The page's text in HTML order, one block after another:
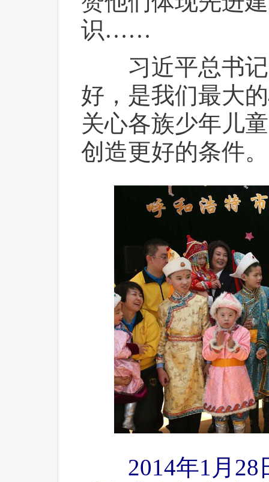
识……
习近平总书记
好，是我们最大
关心各族少年儿
创造更好的条件。
2014年1月28